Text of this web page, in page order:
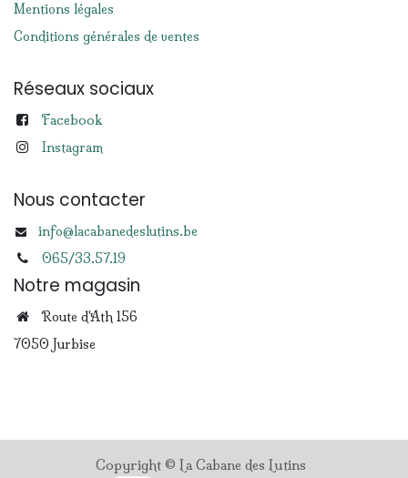
Mentions légales
Conditions générales de ventes
Réseaux sociaux
Facebook
Instagram
Nous contacter
info@lacabanedeslutins.be
065/33.57.19
Notre magasin
Route d'Ath 156
7050 Jurbise
Copyright © La Cabane des Lutins